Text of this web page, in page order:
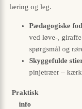
læring og leg.
Pædagogiske
ved løve-,
spørgsmål og
Skyggefulde
pinjetræer –
Praktisk
info